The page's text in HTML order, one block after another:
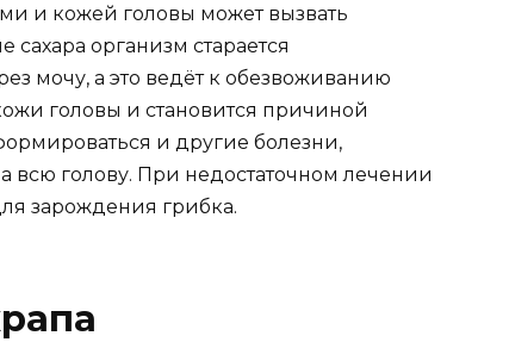
и кожей головы может вызвать
организм старается
мочу, а это ведёт к обезвоживанию
головы и становится причиной
и другие болезни,
голову. При недостаточном лечении
зарождения грибка.